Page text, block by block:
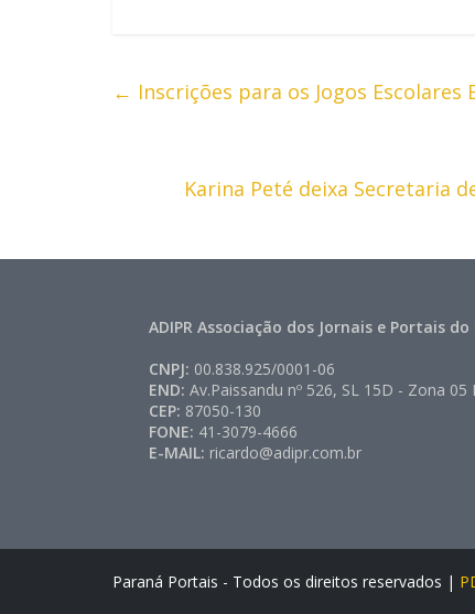
← Inscrições para os Jogos
Karina Peté deixa Secretaria
ADIPR Associação dos Jornais e Portais do
CNPJ: 00.838.925/0001-06
END: Av.Paissandu nº 526, SL 15D - Zona 05
CEP: 87050-130
FONE: 41-3079-4666
E-MAIL: ricardo@adipr.com.br
Paraná Portais - Todos os direitos reservados |